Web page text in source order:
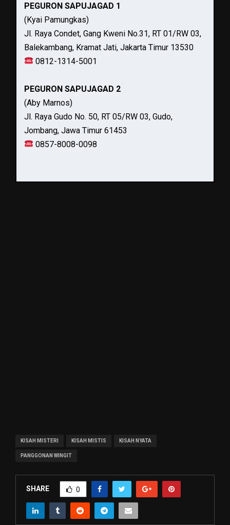
PEGURON SAPUJAGAD 1
(Kyai Pamungkas)
Jl. Raya Condet, Gang Kweni No.31, RT 01/RW 03,
Balekambang, Kramat Jati, Jakarta Timur 13530
0812-1314-5001
PEGURON SAPUJAGAD 2
(Aby Marnos)
Jl. Raya Gudo No. 50, RT 05/RW 03, Gudo,
Jombang, Jawa Timur 61453
0857-8008-0098
KISAH MISTERI KISAH MISTIS KISAH NYATA
PANGGONAN WINGIT
SHARE 0